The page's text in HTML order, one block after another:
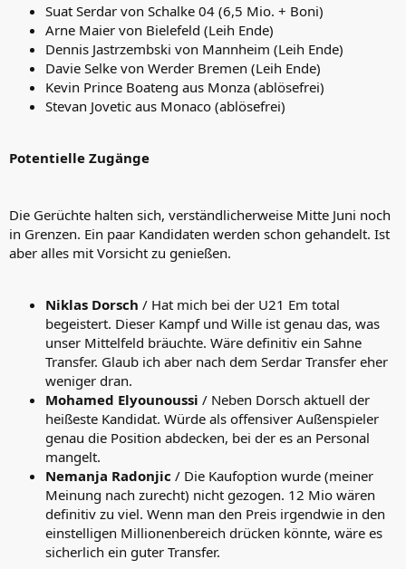
Suat Serdar von Schalke 04 (6,5 Mio. + Boni)
Arne Maier von Bielefeld (Leih Ende)
Dennis Jastrzembski von Mannheim (Leih Ende)
Davie Selke von Werder Bremen (Leih Ende)
Kevin Prince Boateng aus Monza (ablösefrei)
Stevan Jovetic aus Monaco (ablösefrei)
Potentielle Zugänge
Die Gerüchte halten sich, verständlicherweise Mitte Juni noch
in Grenzen. Ein paar Kandidaten werden schon gehandelt. Ist
aber alles mit Vorsicht zu genießen.
Niklas Dorsch / Hat mich bei der U21 Em total
begeistert. Dieser Kampf und Wille ist genau das, was
unser Mittelfeld bräuchte. Wäre definitiv ein Sahne
Transfer. Glaub ich aber nach dem Serdar Transfer eher
weniger dran.
Mohamed Elyounoussi / Neben Dorsch aktuell der
heißeste Kandidat. Würde als offensiver Außenspieler
genau die Position abdecken, bei der es an Personal
mangelt.
Nemanja Radonjic / Die Kaufoption wurde (meiner
Meinung nach zurecht) nicht gezogen. 12 Mio wären
definitiv zu viel. Wenn man den Preis irgendwie in den
einstelligen Millionenbereich drücken könnte, wäre es
sicherlich ein guter Transfer.